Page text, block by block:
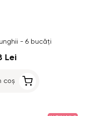
- 6 bucăți
Lei
coș